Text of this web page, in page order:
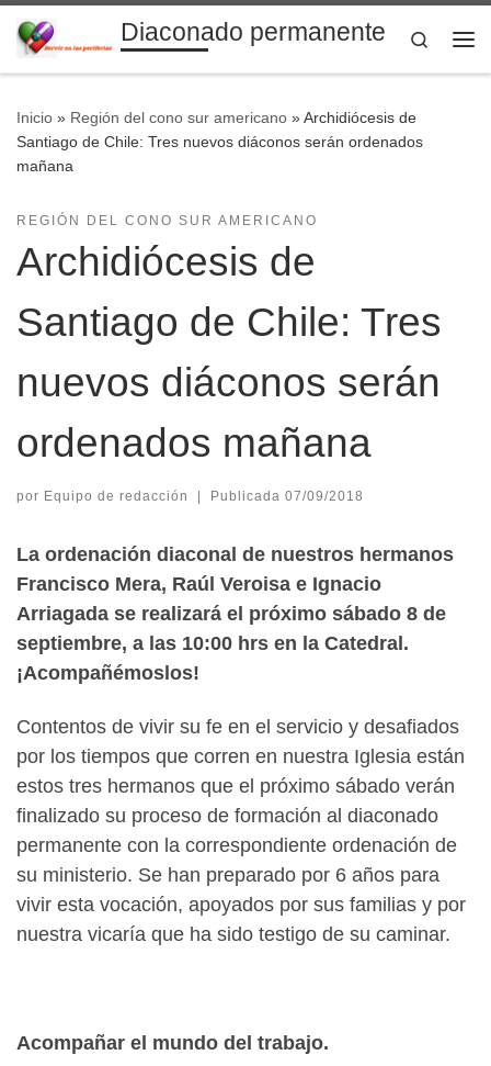
Saltar al contenidoDiaconado permanente
Search
Inicio » Región del cono sur americano »Archidiócesis de
Santiago de Chile: Tres nuevos diáconos serán ordenados
mañana
REGIÓN DEL CONO SUR AMERICANO
Archidiócesis de
Santiago de Chile: Tres
nuevos diáconos serán
ordenados mañana
por Equipo de redacción | Publicada 07/09/2018
La ordenación diaconal de nuestros hermanos
Francisco Mera, Raúl Veroisa e Ignacio
Arriagada se realizará el próximo sábado 8 de
septiembre, a las 10:00 hrs en la Catedral.
¡Acompañémoslos!
Contentos de vivir su fe en el servicio y desafiados
por los tiempos que corren en nuestra Iglesia están
estos tres hermanos que el próximo sábado verán
finalizado su proceso de formación al diaconado
permanente con la correspondiente ordenación de
su ministerio. Se han preparado por 6 años para
vivir esta vocación, apoyados por sus familias y por
nuestra vicaría que ha sido testigo de su caminar.
Acompañar el mundo del trabajo.